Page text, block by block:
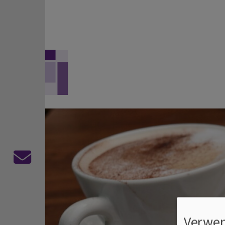
Kontaktformular